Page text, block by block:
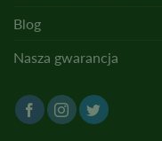
Blog
Nasza gwarancja